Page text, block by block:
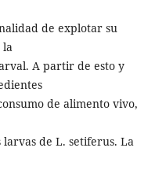
de explotar su
la
A partir de esto y
de alimento vivo,
de L. setiferus. La